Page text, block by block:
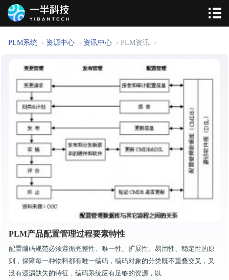
PLM系统 > 资源中心 > 资讯中心 > PLM资讯 >
PLM产品配置管理过程要素特性
配置编码规范必须遵循完整性、唯一性、扩展性、易用性、稳定性的原
则，保障每一种物料都有唯一编码，编码对象的分类既不重叠交叉，又
没有遗漏缺失的特征，编码系统应有足够的资源，以